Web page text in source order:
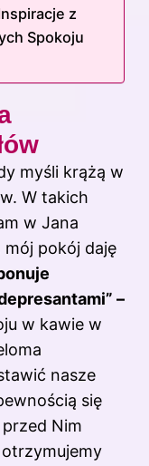
z
Spokoju
myśli krążą w
W takich
w Jana
mój pokój daję
–
w kawie w
nasze
się
Nim